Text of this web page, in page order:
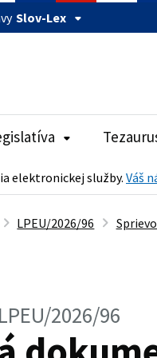
Slov-Lex
elektronickej služby. Váš